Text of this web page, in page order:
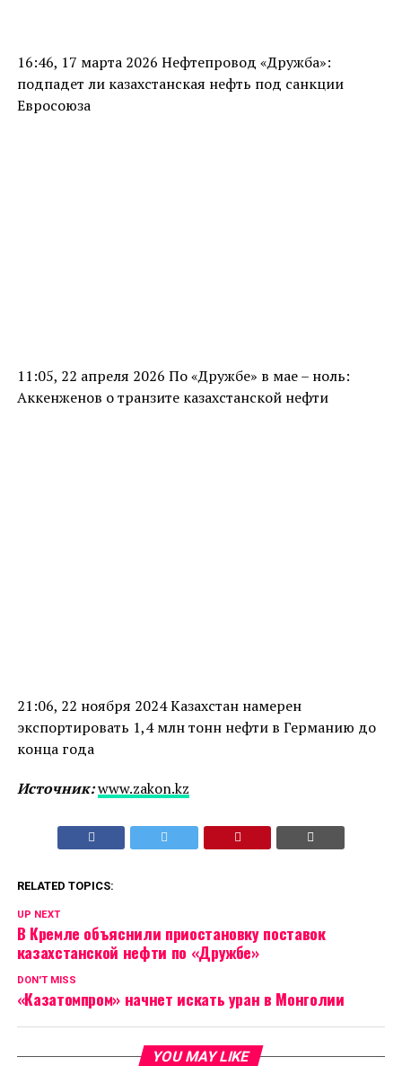
16:46, 17 марта 2026 Нефтепровод «Дружба»:
подпадет ли казахстанская нефть под санкции
Евросоюза
11:05, 22 апреля 2026 По «Дружбе» в мае – ноль:
Аккенженов о транзите казахстанской нефти
21:06, 22 ноября 2024 Казахстан намерен
экспортировать 1,4 млн тонн нефти в Германию до
конца года
Источник:www.zakon.kz
RELATED TOPICS:
UP NEXT
В Кремле объяснили приостановку поставок
казахстанской нефти по «Дружбе»
DON'T MISS
«Казатомпром» начнет искать уран в Монголии
YOU MAY LIKE